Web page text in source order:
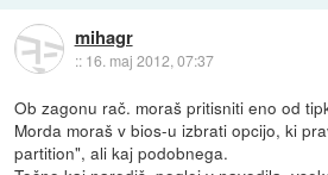
mihagr
:: 16. maj 2012, 07:37
Ob zagonu rač. moraš pritisniti eno od
Morda moraš v bios-u izbrati opcijo, ki
partition", ali kaj podobnega.